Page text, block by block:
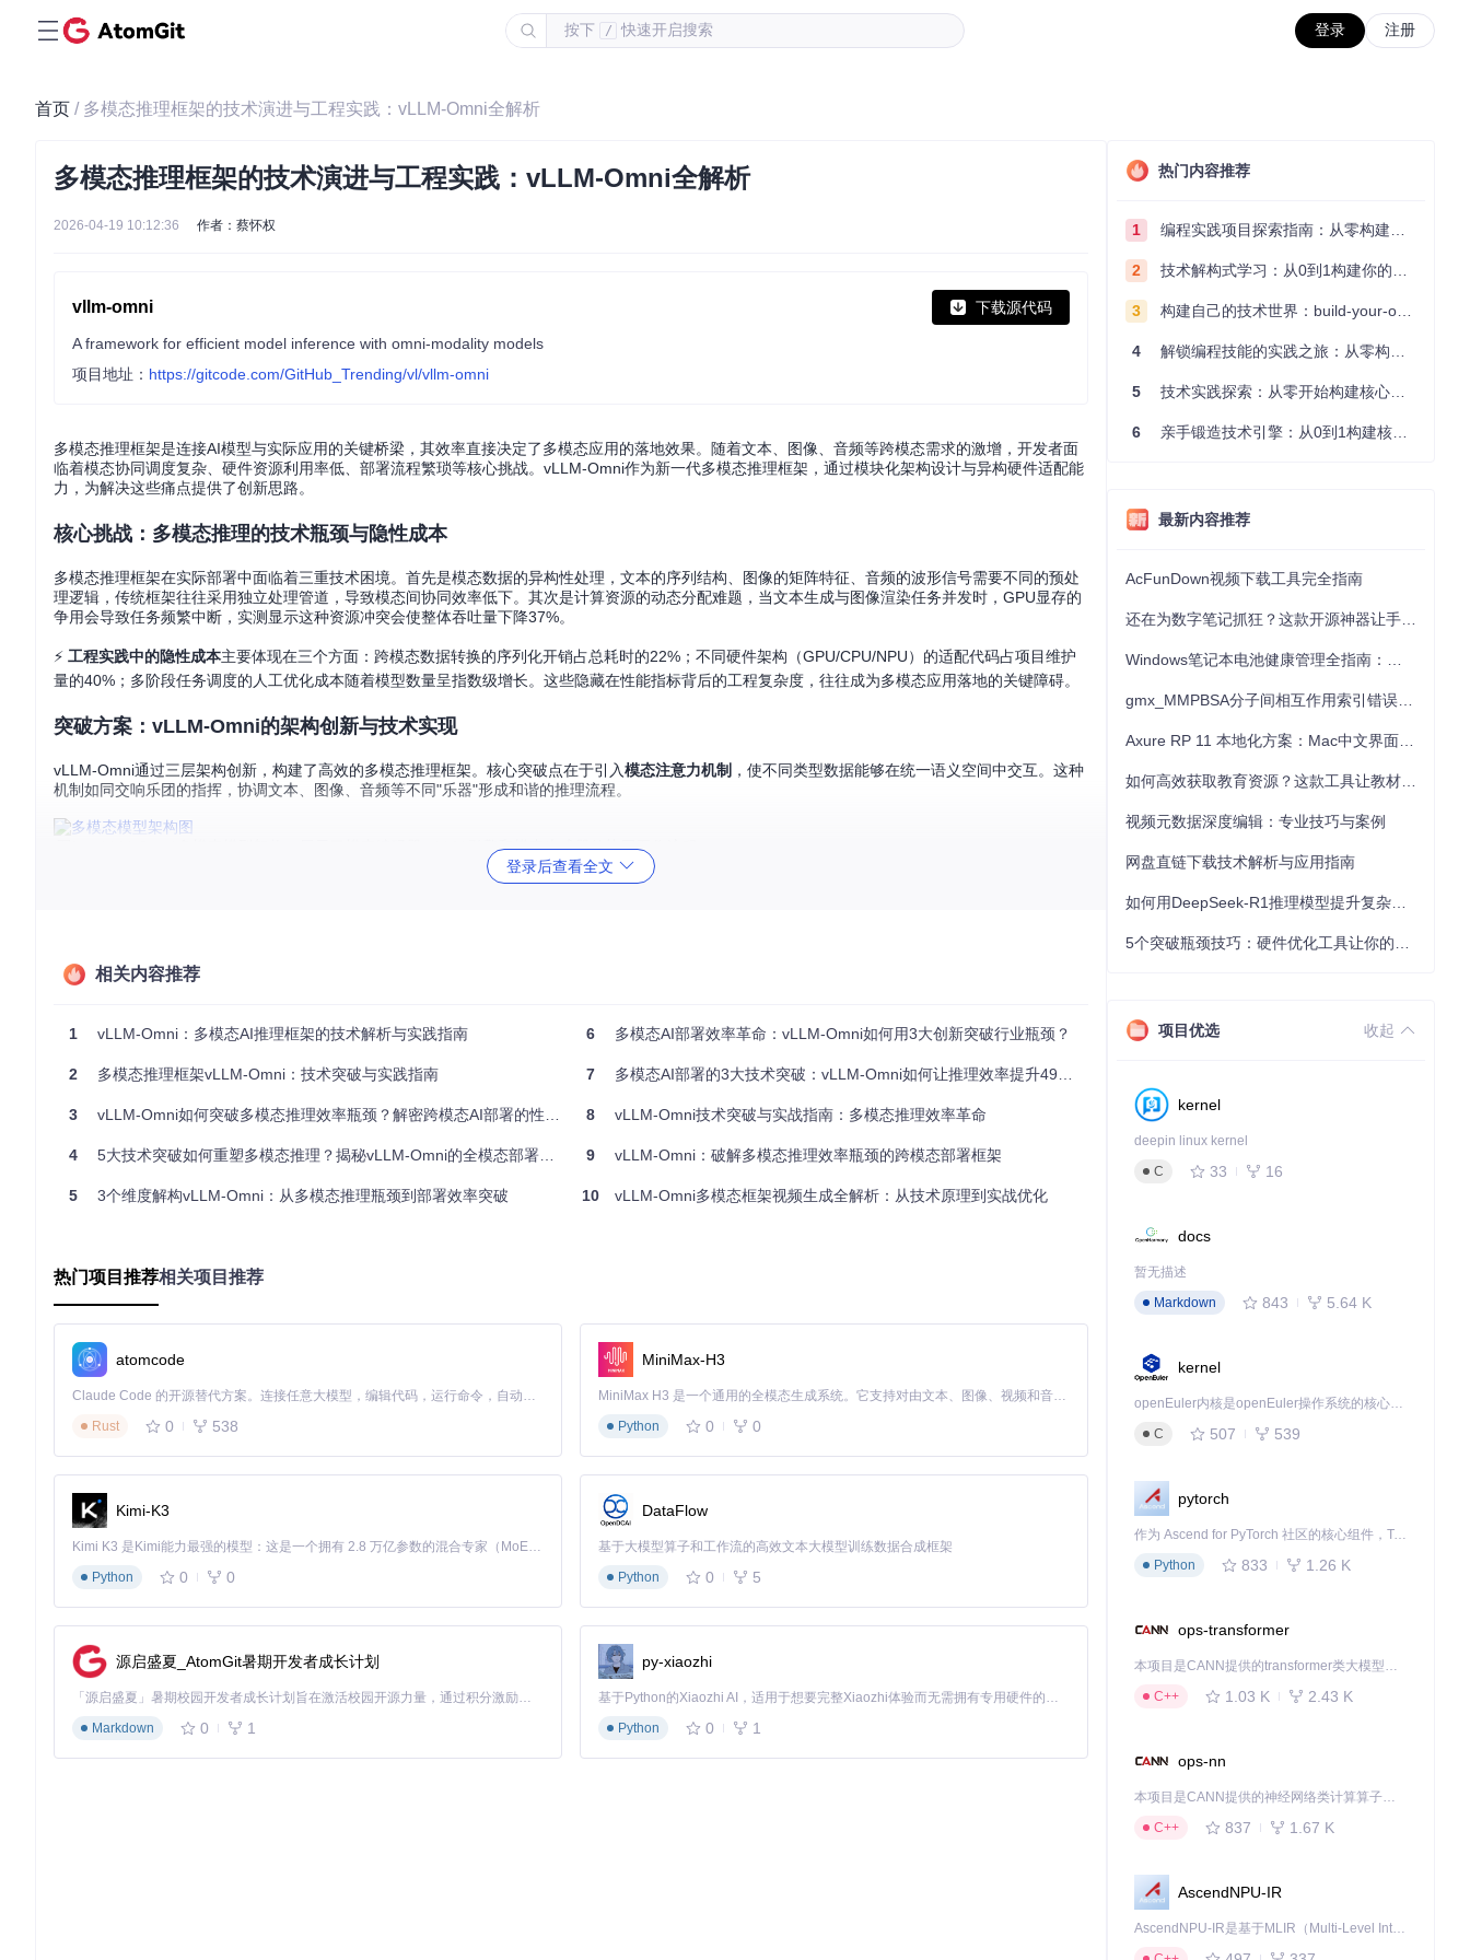
按下 / 快速开启搜索 登录 注册
首页 / 多模态推理框架的技术演进与工程实践：vLLM-Omni全解析
多模态推理框架的技术演进与工程实践：vLLM-Omni全解析
2026-04-19 10:12:36 作者：蔡怀权
vllm-omni 下载源代码
A framework for efficient model inference with omni-modality models
项目地址： https://gitcode.com/GitHub_Trending/vl/vllm-omni
多模态推理框架是连接AI模型与实际应用的关键桥梁，其效率直接决定了多模态应用的落地效果。随着文本、图像、音频等跨模态需求的激增，开发者面
临着模态协同调度复杂、硬件资源利用率低、部署流程繁琐等核心挑战。vLLM-Omni作为新一代多模态推理框架，通过模块化架构设计与异构硬件适配能
力，为解决这些痛点提供了创新思路。
核心挑战：多模态推理的技术瓶颈与隐性成本
多模态推理框架在实际部署中面临着三重技术困境。首先是模态数据的异构性处理，文本的序列结构、图像的矩阵特征、音频的波形信号需要不同的预处
理逻辑，传统框架往往采用独立处理管道，导致模态间协同效率低下。其次是计算资源的动态分配难题，当文本生成与图像渲染任务并发时，GPU显存的
争用会导致任务频繁中断，实测显示这种资源冲突会使整体吞吐量下降37%。
⚡️ 工程实践中的隐性成本主要体现在三个方面：跨模态数据转换的序列化开销占总耗时的22%；不同硬件架构（GPU/CPU/NPU）的适配代码占项目维护
量的40%；多阶段任务调度的人工优化成本随着模型数量呈指数级增长。这些隐藏在性能指标背后的工程复杂度，往往成为多模态应用落地的关键障碍。
突破方案：vLLM-Omni的架构创新与技术实现
vLLM-Omni通过三层架构创新，构建了高效的多模态推理框架。核心突破点在于引入模态注意力机制 ，使不同类型数据能够在统一语义空间中交互。这种
机制如同交响乐团的指挥，协调文本、图像、音频等不同"乐器"形成和谐的推理流程。
图1：vLLM-Omni多模态模型架构，展示了模态编码器、LLM引擎和模态生成器的协同工作流程
计算图优化引擎：自动合并模态转换中的冗余操作，将文本到图像生成的中间步骤从12步精简至8步
图2：多模态任务调度流程图，显示了Thinker、Talker和Code2wav三个阶段的数据流转
📌环境兼容性矩阵：
硬件类型 支持模型
最佳实践配置
NVIDIA GPU
AMD ROCm
扩散模型系列 启用--rocm-flash-attention
基于vLLM-Omni构建多模态应用可使开发周期缩短60%。以文本到语音生成为例，传统方案需要集成三个独立库（文本处理/TTS模型/音频编码），而vLL
M-Omni通过统一API将流程简化为：
from vllm_omni.entrypoints.omni
model = Omni(model_path=
"Qwen/Qwen3-OMNI")
图3：扩散模型处理流程图，展示了GPUWorker与DiffusionEngine的协同工作机制
常见问题排查清单 ：
模态转换失败 → 检查输入数据格式是否符合inputs/preprocess.py定义的规范
显存溢出 → 调整gpu_memory_utilization参数，建议值0.8-0.9
多阶段任务卡顿 → 通过OmniConnector日志排查跨阶段通信瓶颈
未来演进：低代码部署与模态理解的深度融合
vLLM-Omni的下一代版本将聚焦低代码部署能力，计划通过可视化流程编排工具，让开发者无需编写代码即可完成多模态推理管道的搭建。同时正在研发
登录后查看全文
相关内容推荐
1 vLLM-Omni：多模态AI推理框架的技术解析与实践指南
2 多模态推理框架vLLM-Omni：技术突破与实践指南
3 vLLM-Omni如何突破多模态推理效率瓶颈？解密跨模态AI部署的性能跃迁之道
4 5大技术突破如何重塑多模态推理？揭秘vLLM-Omni的全模态部署实践
5 3个维度解构vLLM-Omni：从多模态推理瓶颈到部署效率突破
6 多模态AI部署效率革命：vLLM-Omni如何用3大创新突破行业瓶颈？
7 多模态AI部署的3大技术突破：vLLM-Omni如何让推理效率提升490%？
8 vLLM-Omni技术突破与实战指南：多模态推理效率革命
9 vLLM-Omni：破解多模态推理效率瓶颈的跨模态部署框架
10 vLLM-Omni多模态框架视频生成全解析：从技术原理到实战优化
热门项目推荐相关项目推荐
atomcode
Claude Code 的开源替代方案。连接任意大模型，编辑代码，运行命令，自动验证 — 全自动执行。用 Rust 构建，极致性能。 ｜ An open-source alternative to Claude Code. Connect any LLM, edit code, run commands, and verify changes — autonomously. Built in Rust for speed. Get Started
Rust
0 538
MiniMax-H3
MiniMax H3 是一个通用的全模态生成系统。它支持对由文本、图像、视频和音频组成的多模态上下文进行统一理解，并能生成分辨率高达 2K、时长可达 15 秒的带原生立体声音频的视频。得益于面向任务泛化的系统设计，H3 在预训练阶段就已具备广泛的多模态上下文理解与生成能力，能够出色地执行复杂的多模态指令。
Python
0 0
Kimi-K3
Kimi K3 是Kimi能力最强的模型：这是一个拥有 2.8 万亿参数的混合专家（MoE）模型，具备原生视觉理解能力，并支持 100 万 token 的上下文窗口。
Python
0 0
DataFlow
基于大模型算子和工作流的高效文本大模型训练数据合成框架
Python
0 5
源启盛夏_AtomGit暑期开发者成长计划
「源启盛夏」暑期校园开发者成长计划旨在激活校园开源力量，通过积分激励、认证扶持、资源倾斜等形式，引导高校组织和开发者完成「入驻 — 建项目 — 做贡献 — 获认证 — 得资源」的完整闭环。无论你是想带领社团入驻平台的组织者，还是希望用代码贡献证明自己的开发者，都能在这里找到属于你的成长路径。
Markdown
0 1
py-xiaozhi
基于Python的Xiaozhi AI，适用于想要完整Xiaozhi体验而无需拥有专用硬件的用户。
Python
0 1
热门内容推荐
1 编程实践项目探索指南：从零构建技术能力体系
2 技术解构式学习：从0到1构建你的编程知识体系
3 构建自己的技术世界：build-your-own-x项目的实践探索指南
4 解锁编程技能的实践之旅：从零构建你的技术世界
5 技术实践探索：从零开始构建核心系统的实践指南
6 亲手锻造技术引擎：从0到1构建核心系统的实践指南
最新内容推荐
AcFunDown视频下载工具完全指南
视频元数据深度编辑：专业技巧与案例
网盘直链下载技术解析与应用指南
项目优选 收起
kernel
deepin linux kernel
C
33 16
docs
暂无描述
Markdown
843 5.64 K
kernel
openEuler内核是openEuler操作系统的核心，既是系统性能与稳定性的基石，也是连接处理器、设备与服务的桥梁。
C
507 539
pytorch
作为 Ascend for PyTorch 社区的核心组件，TorchNPU 是昇腾专为 PyTorch 打造的深度学习适配插件，使 PyTorch 框架能够直接调用昇腾 NPU，为开发者提供昇腾 AI 处理器的超强算力。
Python
833 1.26 K
ops-transformer
本项目是CANN提供的transformer类大模型算子库，实现网络在NPU上加速计算。
C++
1.03 K 2.43 K
ops-nn
本项目是CANN提供的神经网络类计算算子库，实现网络在NPU上加速计算。
C++
837 1.67 K
AscendNPU-IR
AscendNPU-IR是基于MLIR（Multi-Level Intermediate Representation）构建的，面向昇腾亲和算子编译时使用的中间表示，提供昇腾完备表达能力，通过编译优化提升昇腾AI处理器计算效率，支持通过生态框架使能昇腾AI处理器与深度调优